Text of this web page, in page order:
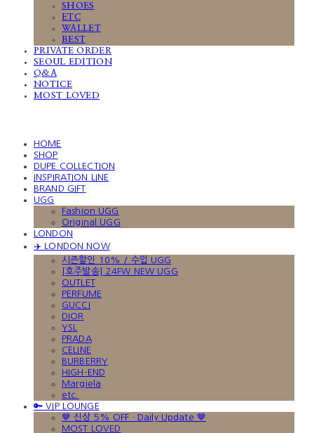
SHOES
ETC
WALLET
BEST
PRIVATE ORDER
SEOUL EDITION
Q&A
NOTICE
MOST LOVED
HOME
SHOP
DUPE COLLECTION
INSPIRATION LINE
BRAND GIFT
UGG
Fashion UGG
Original UGG
LONDON
✈️ LONDON NOW
시즌할인 10% / 수입 UGG
[호주발송] 24FW NEW UGG
OUTLET
PERFUME
GUCCI
DIOR
YSL
PRADA
CELINE
BURBERRY
HIGH-END
Margiela
etc.
🔑 VIP LOUNGE
🤎 신상 5% OFF · Daily Update 🤎
MOST LOVED